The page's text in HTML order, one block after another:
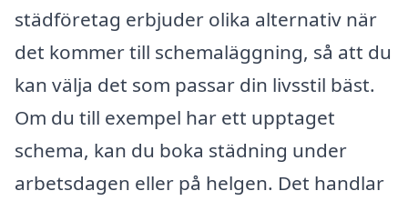
städföretag erbjuder olika alternativ när
det kommer till schemaläggning, så att du
kan välja det som passar din livsstil bäst.
Om du till exempel har ett upptaget
schema, kan du boka städning under
arbetsdagen eller på helgen. Det handlar